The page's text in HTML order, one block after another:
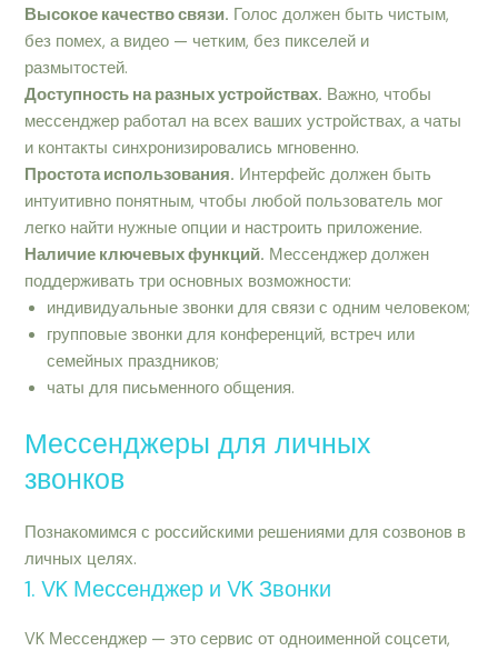
Высокое качество связи. Голос должен быть чистым,
без помех, а видео — четким, без пикселей и
размытостей.
Доступность на разных устройствах. Важно, чтобы
мессенджер работал на всех ваших устройствах, а чаты
и контакты синхронизировались мгновенно.
Простота использования. Интерфейс должен быть
интуитивно понятным, чтобы любой пользователь мог
легко найти нужные опции и настроить приложение.
Наличие ключевых функций. Мессенджер должен
поддерживать три основных возможности:
индивидуальные звонки для связи с одним человеком;
групповые звонки для конференций, встреч или
семейных праздников;
чаты для письменного общения.
Мессенджеры для личных
звонков
Познакомимся с российскими решениями для созвонов в
личных целях.
1. VK Мессенджер и VK Звонки
VK Мессенджер — это сервис от одноименной соцсети,